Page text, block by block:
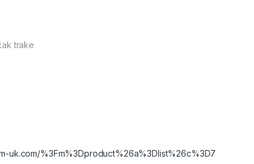
trake
uk.com/%3Fm%3Dproduct%26a%3Dlist%26c%3D7